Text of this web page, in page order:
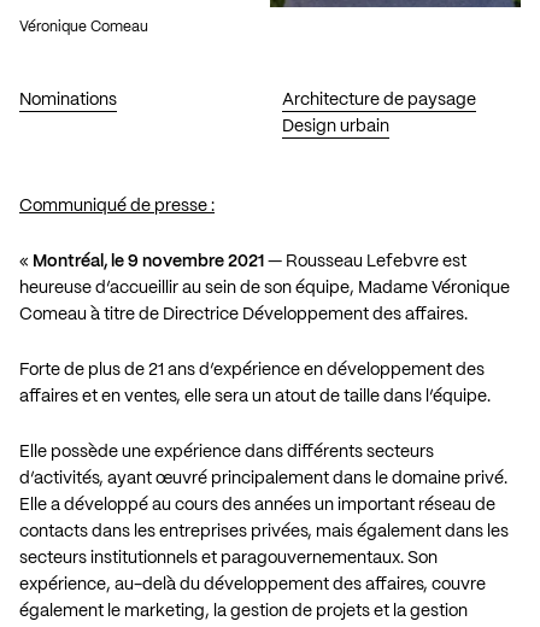
Nominations
Architecture de paysage
Design urbain
Véronique Comeau
Communiqué de presse :
« Montréal, le 9 novembre 2021 — Rousseau Lefebvre est
heureuse d’accueillir au sein de son équipe, Madame Véronique
Comeau à titre de Directrice Développement des affaires.
Forte de plus de 21 ans d’expérience en développement des
affaires et en ventes, elle sera un atout de taille dans l’équipe.
Elle possède une expérience dans différents secteurs
d’activités, ayant œuvré principalement dans le domaine privé.
Elle a développé au cours des années un important réseau de
contacts dans les entreprises privées, mais également dans les
secteurs institutionnels et paragouvernementaux. Son
expérience, au-delà du développement des affaires, couvre
également le marketing, la gestion de projets et la gestion